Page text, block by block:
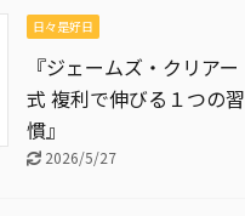
日々是好日
『ジェームズ・クリアー
式 複利で伸びる１つの習
慣』
2026/5/27